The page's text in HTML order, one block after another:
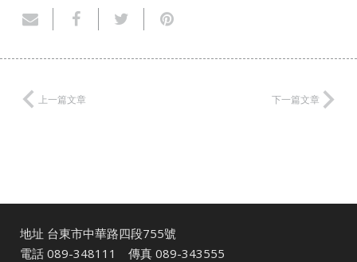
上一篇文章 下一篇文章
地址 台東市中華路四段755號
電話 089-348111
傳真 089-343555